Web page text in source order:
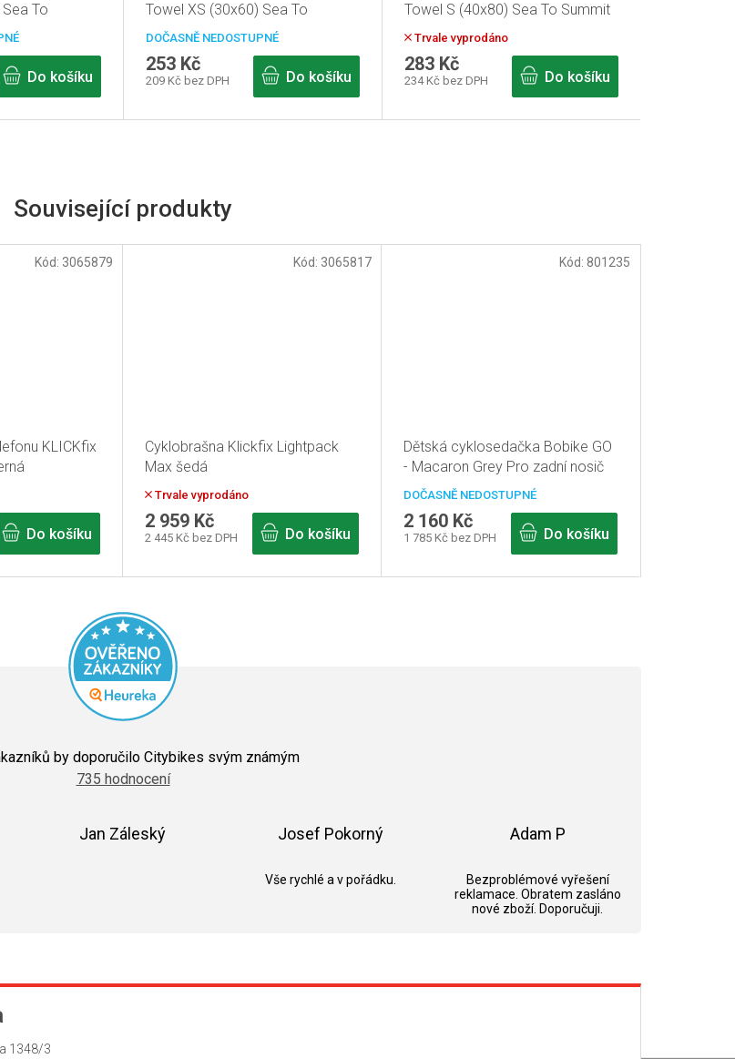
Související produkty
KLICKfix
Do košíku
Kód: 3065879
Cyklobrašna Klickfix Lightpack
Max šedá
Trvale vyprodáno
2 445 Kč bez DPH
2 959 Kč
Do košíku
Kód: 3065817
Dětská cyklosedačka Bobike GO
- Macaron Grey Pro zadní nosič
DOČASNĚ NEDOSTUPNÉ
1 785 Kč bez DPH
2 160 Kč
Do košíku
Kód: 801235
To
Do košíku
Towel XS (30x60) Sea To
Summit Oranžová
DOČASNĚ NEDOSTUPNÉ
209 Kč bez DPH
253 Kč
Do košíku
Towel S (40x80) Sea To Summit
Šedá
Trvale vyprodáno
234 Kč bez DPH
283 Kč
Do košíku
hodnocení
obchodu
je
5
hvězdiček.
by doporučilo Citybikes svým známým
735 hodnocení
Jan Záleský Josef Pokorný
Vše rychlé a v pořádku.
Adam P
Bezproblémové vyřešení
reklamace. Obratem zasláno
nové zboží. Doporučuji.
1348/3